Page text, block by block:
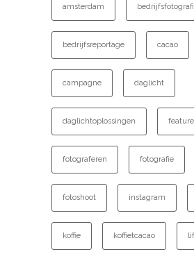
amsterdam
bedrijfsreportage cacao
campagne daglicht
daglichtoplossingen
fotograferen fotografie
fotoshoot instagram
koffie koffietcacao